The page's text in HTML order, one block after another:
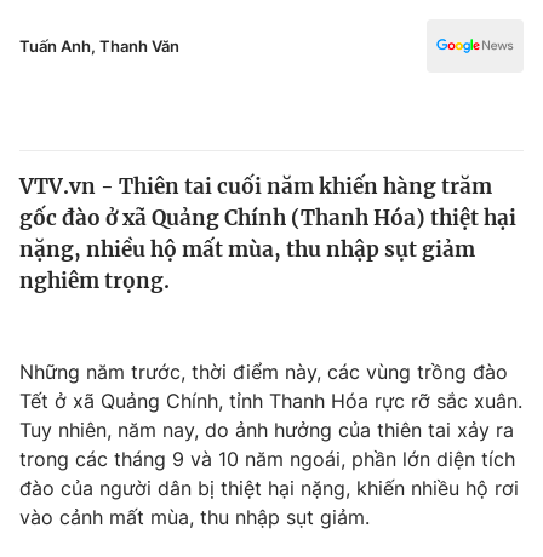
Thế giới
Tin tức
Câu chuyện quốc tế
Tài chính
Thị trường
Góc doanh nghiệp
Dữ liệu và đời sống
Truyền hình
Phim VTV
Giải trí
Y tế
Tuấn Anh, Thanh Văn
VTV.vn - Thiên tai cuối năm khiến hàng trăm
gốc đào ở xã Quảng Chính (Thanh Hóa) thiệt hại
nặng, nhiều hộ mất mùa, thu nhập sụt giảm
nghiêm trọng.
Những năm trước, thời điểm này, các vùng trồng đào
Tết ở xã Quảng Chính, tỉnh Thanh Hóa rực rỡ sắc xuân.
Tuy nhiên, năm nay, do ảnh hưởng của thiên tai xảy ra
trong các tháng 9 và 10 năm ngoái, phần lớn diện tích
đào của người dân bị thiệt hại nặng, khiến nhiều hộ rơi
vào cảnh mất mùa, thu nhập sụt giảm.